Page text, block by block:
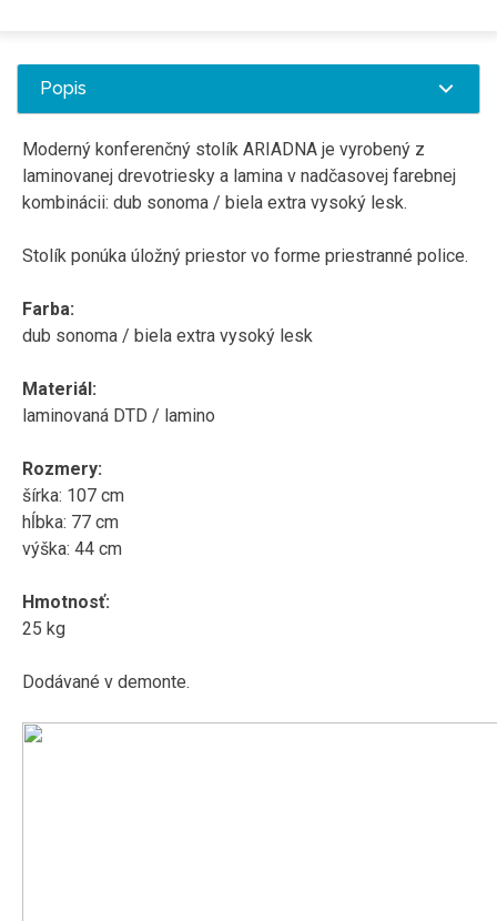
Popis
Moderný konferenčný stolík ARIADNA je vyrobený z
laminovanej drevotriesky a lamina v nadčasovej farebnej
kombinácii: dub sonoma / biela extra vysoký lesk.
Stolík ponúka úložný priestor vo forme priestranné police.
Farba:
dub sonoma / biela extra vysoký lesk
Materiál:
laminovaná DTD / lamino
Rozmery:
šírka: 107 cm
hĺbka: 77 cm
výška: 44 cm
Hmotnosť:
25 kg
Dodávané v demonte.